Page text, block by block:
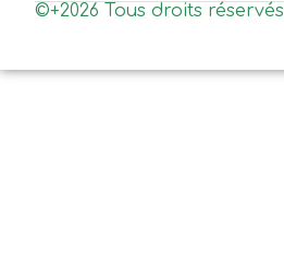
©+2026 Tous droits réservés